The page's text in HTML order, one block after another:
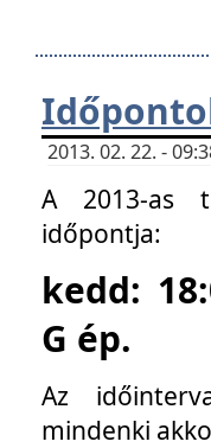
2013. 02. 22. -
A 2013-as
időpontja:
kedd:
G ép.
Az
mindenki